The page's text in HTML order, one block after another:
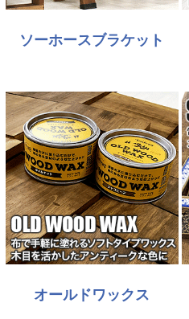
ソーホースブラケット
オールドワックス